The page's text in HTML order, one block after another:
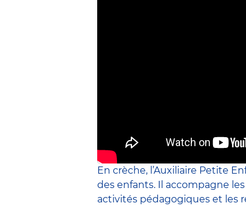
En crèche, l’Auxiliaire Petite
des enfants. Il accompagne
activités pédagogiques et les